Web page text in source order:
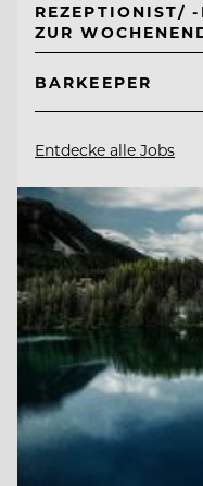
REZEPTIONIST/
ZUR
BARKEEPER
Entdecke alle Jobs